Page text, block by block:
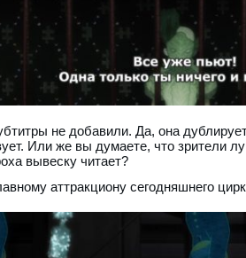
не добавили. Да, она
Или же вы думаете, что зрители
вывеску читает?
аттракциону сегодняшнего